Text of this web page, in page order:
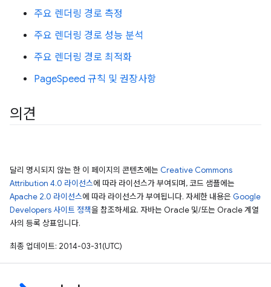
주요 렌더링 경로 측정
주요 렌더링 경로 성능 분석
주요 렌더링 경로 최적화
PageSpeed 규칙 및 권장사항
의견
달리 명시되지 않는 한 이 페이지의 콘텐츠에는 Creative Commons
Attribution 4.0 라이선스에 따라 라이선스가 부여되며, 코드 샘플에는
Apache 2.0 라이선스에 따라 라이선스가 부여됩니다. 자세한 내용은 Google
Developers 사이트 정책을 참조하세요. 자바는 Oracle 및/또는 Oracle 계열
사의 등록 상표입니다.
최종 업데이트: 2014-03-31(UTC)